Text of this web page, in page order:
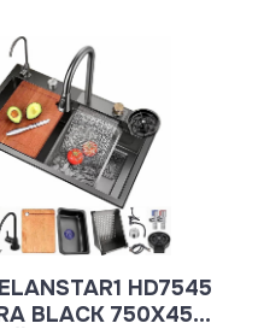
HD7545
BLACK 750X450